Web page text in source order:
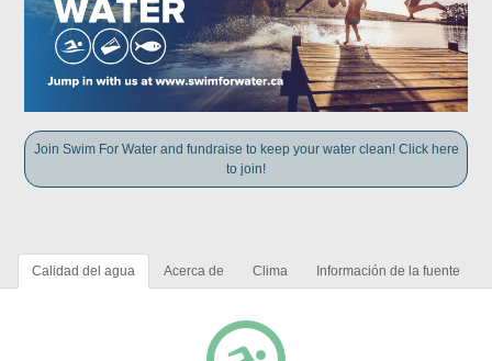
Join Swim For Water and fundraise to keep your water clean! Click here
to join!
Calidad del agua Acerca de Clima Información de la fuente